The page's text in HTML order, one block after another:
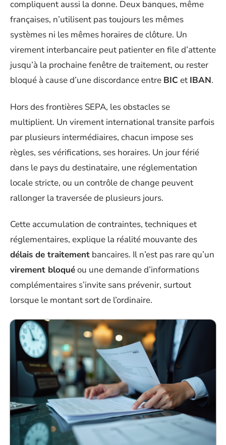
compliquent aussi la donne. Deux banques, même
françaises, n’utilisent pas toujours les mêmes
systèmes ni les mêmes horaires de clôture. Un
virement interbancaire peut patienter en file d’attente
jusqu’à la prochaine fenêtre de traitement, ou rester
bloqué à cause d’une discordance entre BIC et IBAN.
Hors des frontières SEPA, les obstacles se
multiplient. Un virement international transite parfois
par plusieurs intermédiaires, chacun impose ses
règles, ses vérifications, ses horaires. Un jour férié
dans le pays du destinataire, une réglementation
locale stricte, ou un contrôle de change peuvent
rallonger la traversée de plusieurs jours.
Cette accumulation de contraintes, techniques et
réglementaires, explique la réalité mouvante des
délais de traitement bancaires. Il n’est pas rare qu’un
virement bloquéou une demande d’informations
complémentaires s’invite sans prévenir, surtout
lorsque le montant sort de l’ordinaire.